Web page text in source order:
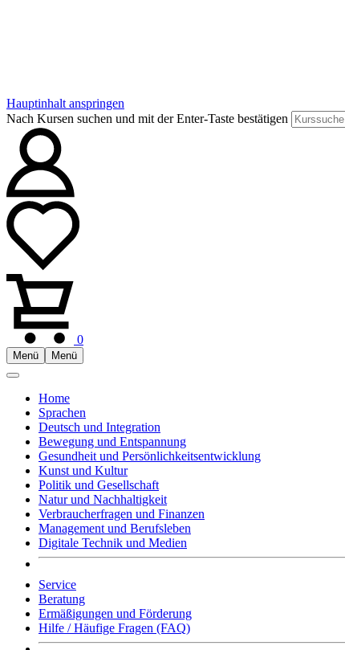
Hauptinhalt anspringen
Nach Kursen suchen und mit der Enter-Taste bestätigen
0
Menü Menü
Home
Sprachen
Deutsch und Integration
Bewegung und Entspannung
Gesundheit und Persönlichkeitsentwicklung
Kunst und Kultur
Politik und Gesellschaft
Natur und Nachhaltigkeit
Verbraucherfragen und Finanzen
Management und Berufsleben
Digitale Technik und Medien
Service
Beratung
Ermäßigungen und Förderung
Hilfe / Häufige Fragen (FAQ)